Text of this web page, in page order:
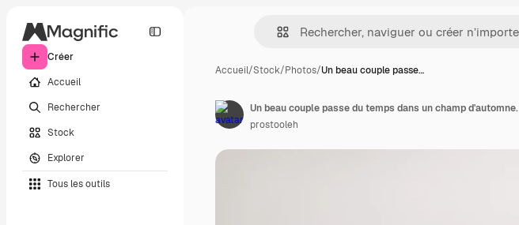
Créer
Accueil
Rechercher
Stock
Explorer
Tous les outils
Accueil/Stock/Photos/Un beau couple passe…
Un beau couple passe du temps dans un champ d'automne.
prostooleh